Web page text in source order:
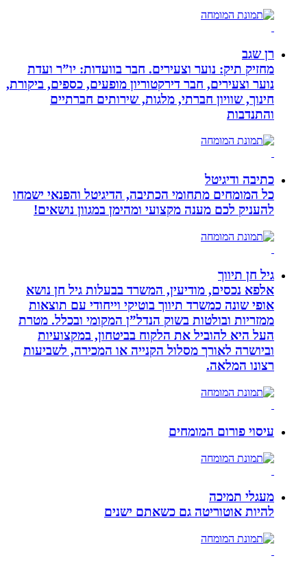
רן שגב
מחזיק תיק: נוער וצעירים. חבר בוועדות: יו”ר ועדת
נוער וצעירים, חבר דירקטוריון מופעים, כספים, ביקורת,
חינוך, שוויון חברתי, מלגות, שירותים חברתיים
והתנדבות
כתיבה ודיגיטל
כל המומחים מתחומי הכתיבה, הדיגיטל והפנאי ישמחו
להעניק לכם מענה מקצועי ומהימן במגוון נושאים!
גיל חן תיווך
אלפא נכסים, מודיעין, המשרד בבעלות גיל חן נושא
אופי שונה כמשרד תיווך בוטיקי וייחודי עם תוצאות
ממזריות ובולטות בשוק הנדל”ן המקומי ובכלל. מטרת
העל היא להוביל את הלקוח בביטחון, במקצועיות
וביושרה לאורך מסלול הקנייה או המכירה, לשביעות
רצונו המלאה.
עיסוי פורום המומחים
מעגלי תמיכה
להיות אוטוריטה גם כשאתם ישנים